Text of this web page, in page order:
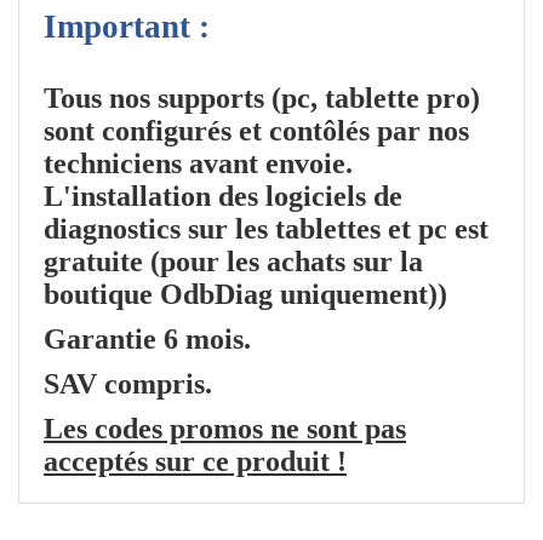
Important :
Tous nos supports (pc, tablette pro)
sont configurés et contôlés par nos
techniciens avant envoie.
L'installation des logiciels de
diagnostics sur les tablettes et pc est
gratuite (pour les achats sur la
boutique OdbDiag uniquement))
Garantie 6 mois.
SAV compris.
Les codes promos ne sont pas
acceptés sur ce produit !